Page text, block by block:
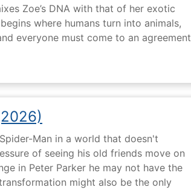
Zoe’s DNA with that of her exotic
where humans turn into animals,
everyone must come to an agreement
Man in a world that doesn't
of seeing his old friends move on
in Peter Parker he may not have the
might also be the only